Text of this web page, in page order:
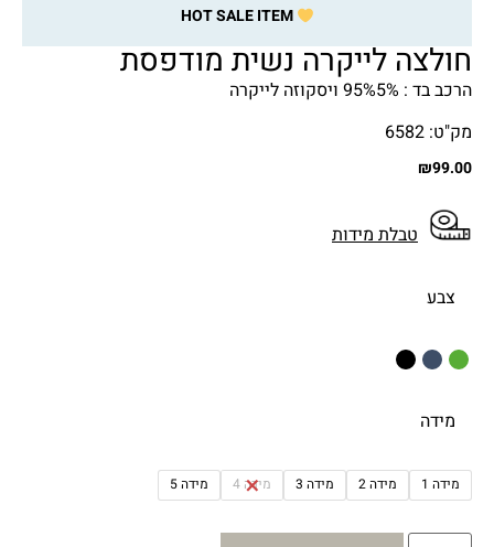
HOT SALE ITEM
חולצה לייקרה נשית מודפסת
הרכב בד : 95%5% ויסקוזה לייקרה
מק"ט: 6582
₪99.00
טבלת מידות
צבע
מידה
מידה 1 מידה 2 מידה 3 מידה 4 מידה 5